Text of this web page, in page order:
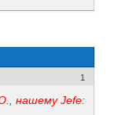
1
нашему Jefe: